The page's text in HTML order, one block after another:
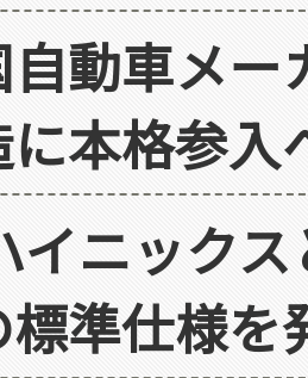
自動車メ
本格参入
イニック
準仕様を